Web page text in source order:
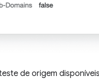
de origem